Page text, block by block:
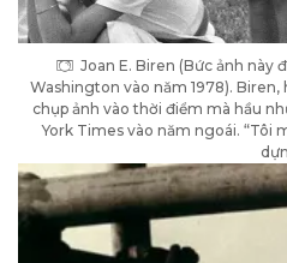
Joan E. Biren (Bức ảnh này
Washington vào năm 1978).
chụp ảnh vào thời điểm mà hầu
York Times vào năm ngoái.